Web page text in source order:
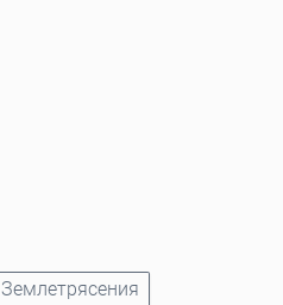
Землетрясения